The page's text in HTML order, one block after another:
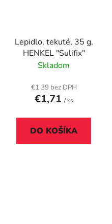
Lepidlo, tekuté, 35 g,
HENKEL "Sulifix"
Skladom
€1,39 bez DPH
€1,71 / ks
DO KOŠÍKA